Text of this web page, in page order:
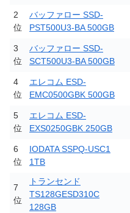
2
位
バッファロー SSD-
PST500U3-BA 500GB
3
位
バッファロー SSD-
SCT500U3-BA 500GB
4
位
エレコム ESD-
EMC0500GBK 500GB
5
位
エレコム ESD-
EXS0250GBK 250GB
6
位
IODATA SSPQ-USC1
1TB
7
位
トランセンド
TS128GESD310C
128GB